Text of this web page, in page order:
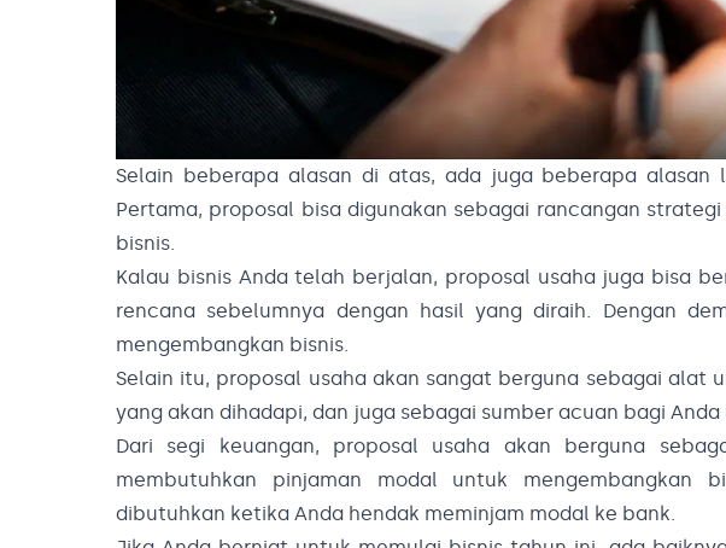
Selain beberapa alasan di atas, ada juga beberapa
Pertama, proposal bisa digunakan sebagai rancangan
bisnis.
Kalau bisnis Anda telah berjalan, proposal usaha juga bisa
rencana sebelumnya dengan hasil yang diraih. Dengan
mengembangkan bisnis.
Selain itu, proposal usaha akan sangat berguna sebagai alat
yang akan dihadapi, dan juga sebagai sumber acuan bagi
Dari segi keuangan, proposal usaha akan berguna
membutuhkan pinjaman modal untuk mengembangkan
dibutuhkan ketika Anda hendak meminjam modal ke bank.